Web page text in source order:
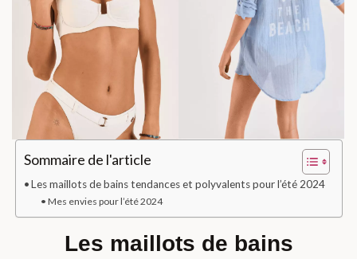
Sommaire de l'article
Les maillots de bains tendances et polyvalents pour l’été 2024
Mes envies pour l’été 2024
Les maillots de bains